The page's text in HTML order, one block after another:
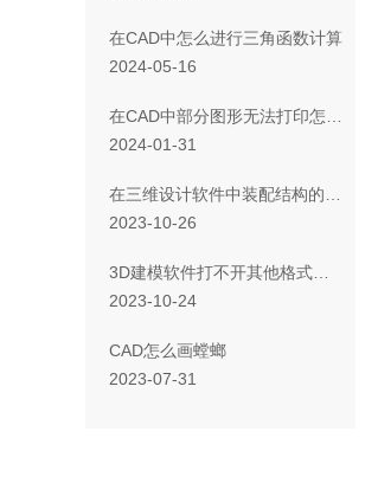
在CAD中怎么进行三角函数计算
2024-05-16
在CAD中部分图形无法打印怎么办？
2024-01-31
在三维设计软件中装配结构的约束关系为什么显示蓝色
2023-10-26
3D建模软件打不开其他格式的三维模型怎么办
2023-10-24
CAD怎么画螳螂
2023-07-31